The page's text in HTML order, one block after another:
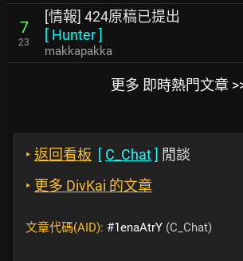
7
23
[情報] 424原稿已提出
[ Hunter]
makkapakka
更多 即時熱門文章
‣ 返回看板 [ C_Chat] 閒談
‣ 更多 DivKai 的文章
文章代碼(AID): #1enaAtrY (C_Chat)